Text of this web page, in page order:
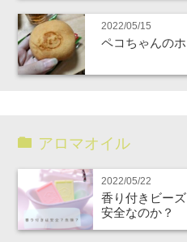
2022/05/15
ペコちゃんの
アロマオイル
2022/05/22
香り付きビー
安全なのか？